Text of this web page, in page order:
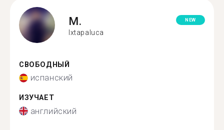
M.
Ixtapaluca
NEW
СВОБОДНЫЙ
испанский
ИЗУЧАЕТ
английский